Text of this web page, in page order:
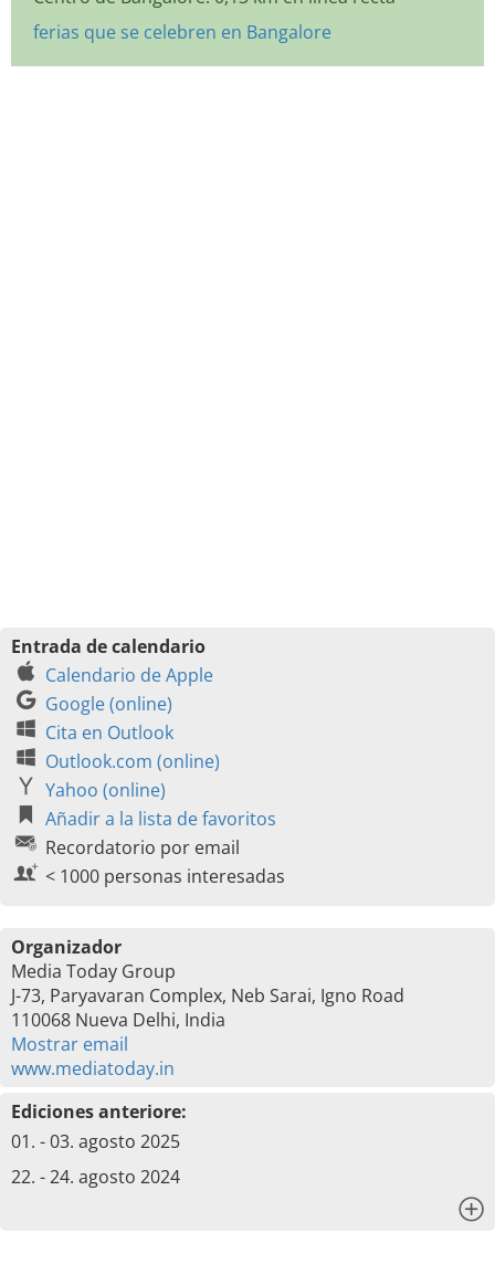
ferias que se celebren en Bangalore
Entrada de calendario
Calendario de Apple
Google (online)
Cita en Outlook
Outlook.com (online)
Yahoo (online)
Añadir a la lista de favoritos
Recordatorio por email
< 1000 personas interesadas
Organizador
Media Today Group
J-73, Paryavaran Complex, Neb Sarai, Igno Road
110068 Nueva Delhi, India
Mostrar email
www.mediatoday.in
Ediciones anteriore:
01. - 03. agosto 2025
22. - 24. agosto 2024